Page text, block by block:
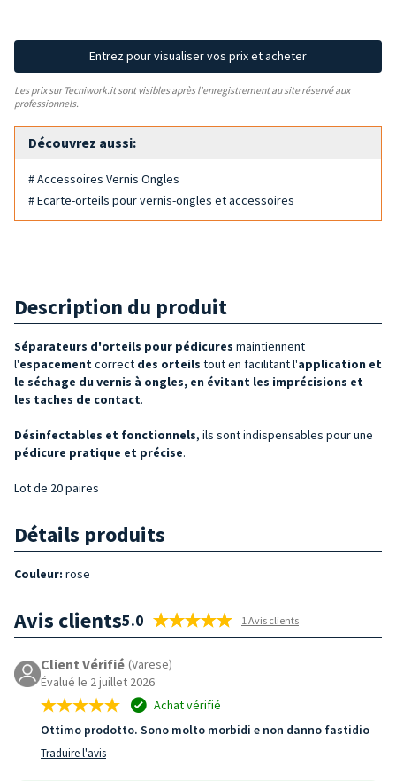
Entrez pour visualiser vos prix et acheter
Les prix sur Tecniwork.it sont visibles après l'enregistrement au site réservé aux
professionnels.
Découvrez aussi:
# Accessoires Vernis Ongles
# Ecarte-orteils pour vernis-ongles et accessoires
Description du produit
Séparateurs d'orteils pour pédicures maintiennent
l'espacement correct des orteils tout en facilitant l'application et
le séchage du vernis à ongles, en évitant les imprécisions et
les taches de contact.
Désinfectables et fonctionnels, ils sont indispensables pour une
pédicure pratique et précise.
Lot de 20 paires
Détails produits
Couleur: rose
Avis clients5.0 1 Avis clients
Client Vérifié (Varese)
Évalué le 2 juillet 2026
Achat vérifié
Ottimo prodotto. Sono molto morbidi e non danno fastidio
Traduire l'avis